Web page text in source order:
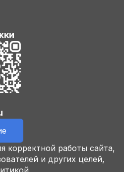
корректной работы сайта,
и других целей,